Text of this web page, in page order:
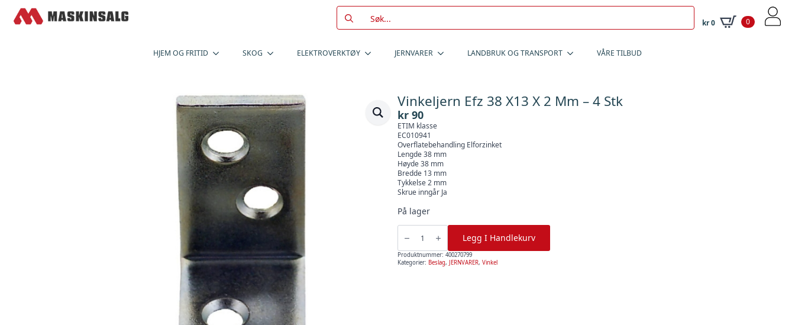
Search
for:
kr0 0
HJEM OG FRITID SKOG ELEKTROVERKTØY JERNVARER LANDBRUK OG TRANSPORT VÅRE TILBUD
Vinkeljern Efz 38 X13 X 2 Mm – 4 Stk
kr 90
ETIM klasse
EC010941
Overflatebehandling Elforzinket
Lengde 38 mm
Høyde 38 mm
Bredde 13 mm
Tykkelse 2 mm
Skrue inngår Ja
På lager
Vinkeljern
38
X13
X
2
Legg I Handlekurv
Produktnummer: 400270799
Kategorier: Beslag, JERNVARER, Vinkel